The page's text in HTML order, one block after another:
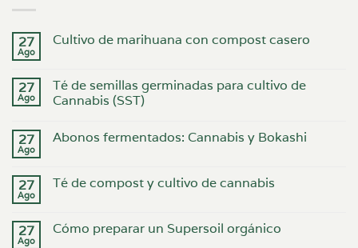
27
Ago
Cultivo de marihuana con compost casero
27
Ago
Té de semillas germinadas para cultivo de
Cannabis (SST)
27
Ago
Abonos fermentados: Cannabis y Bokashi
27
Ago
Té de compost y cultivo de cannabis
27
Ago
Cómo preparar un Supersoil orgánico